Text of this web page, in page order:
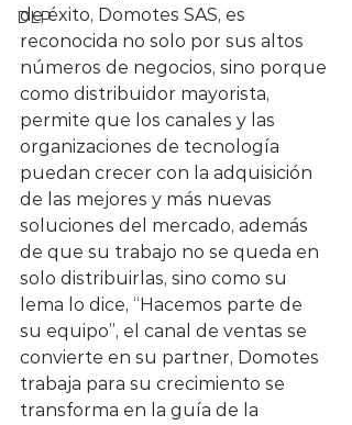
DLP
de éxito, Domotes SAS, es
reconocida no solo por sus altos
números de negocios, sino porque
como distribuidor mayorista,
permite que los canales y las
organizaciones de tecnología
puedan crecer con la adquisición
de las mejores y más nuevas
soluciones del mercado, además
de que su trabajo no se queda en
solo distribuirlas, sino como su
lema lo dice, “Hacemos parte de
su equipo”, el canal de ventas se
convierte en su partner, Domotes
trabaja para su crecimiento se
transforma en la guía de la